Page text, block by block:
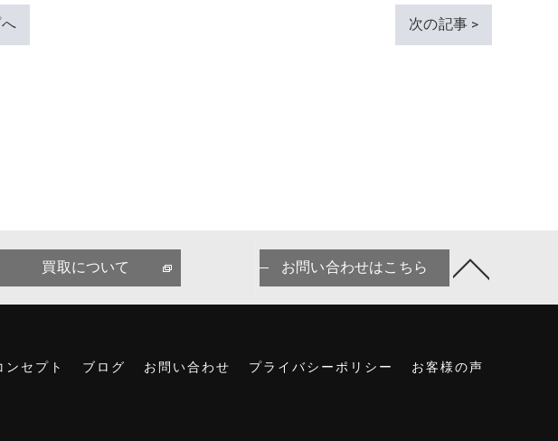
次の記事 >
買取について お問い合わせはこちら
ンセプト ブログ お問い合わせ プライバシーポリシー お客様の声